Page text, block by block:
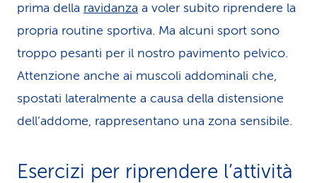
prima della ravidanza a voler subito riprendere la
propria routine sportiva. Ma alcuni sport sono
troppo pesanti per il nostro pavimento pelvico.
Attenzione anche ai muscoli addominali che,
spostati lateralmente a causa della distensione
dell’addome, rappresentano una zona sensibile.
Esercizi per riprendere l’attività